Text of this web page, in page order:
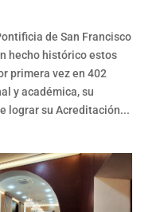
de San Francisco
hecho histórico estos
primera vez en 402
y académica, su
lograr su Acreditación...